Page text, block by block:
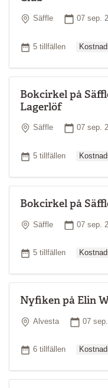
Plats
Säffle 07 sep.
Antal tillfällen
5 tillfällen
Bokcirkel på
Lagerlöf
Plats
Säffle 07 sep.
Antal tillfällen
5 tillfällen
Bokcirkel på
Plats
Säffle 07 sep.
Antal tillfällen
5 tillfällen
Nyfiken på Elin
Plats
Alvesta 07
Antal tillfällen
6 tillfällen